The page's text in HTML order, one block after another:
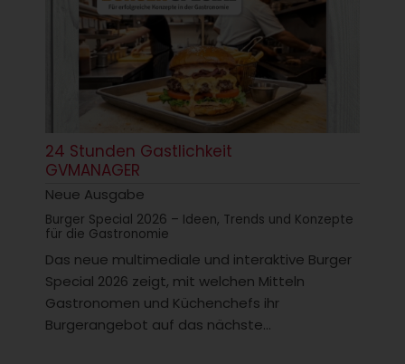
24 Stunden Gastlichkeit
GVMANAGER
Neue Ausgabe
Burger Special 2026 – Ideen, Trends und Konzepte
für die Gastronomie
Das neue multimediale und interaktive Burger
Special 2026 zeigt, mit welchen Mitteln
Gastronomen und Küchenchefs ihr
Burgerangebot auf das nächste...